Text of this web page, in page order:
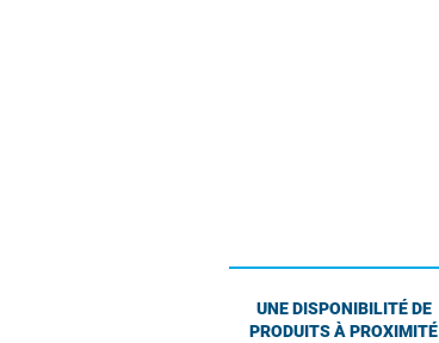
UNE DISPONIBILITÉ DE
PRODUITS À PROXIMITÉ